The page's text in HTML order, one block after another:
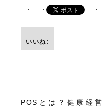
いいね:
POSとは？健康経営